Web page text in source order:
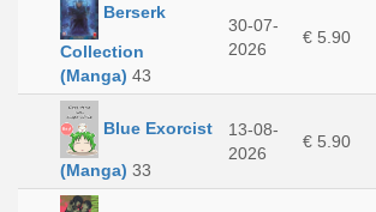
Berserk
Collection
(Manga) 43
30-07-
2026
€ 5.90
Blue Exorcist
(Manga) 33
13-08-
2026
€ 5.90